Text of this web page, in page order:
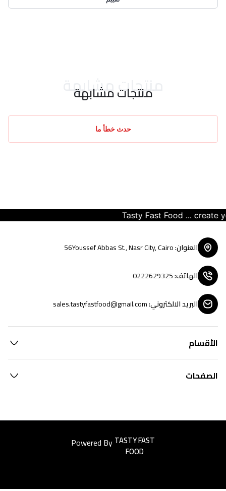
منتجات مشابهة
منتجات مشابهة
حدث خطأ ما
Tasty Fast Food ... create your
العنوان:
56Youssef Abbas St., Nasr City, Cairo
الهاتف:
0222629325
البريد الالكتروني:
sales.tastyfastfood@gmail.com
الأقسام
الصفحات
Powered ByEasyorders